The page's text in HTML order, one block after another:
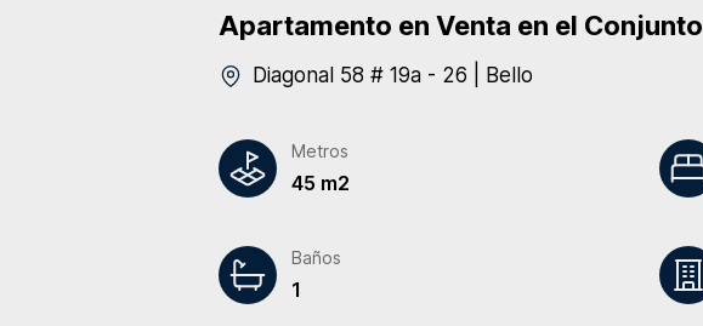
Apartamento en Venta en el Conjunto
Diagonal 58 # 19a - 26 Bello
Metros
45 m2
Baños
1